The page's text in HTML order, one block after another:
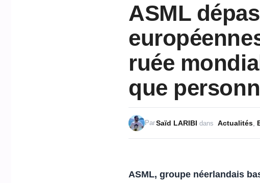
ASML
ruée
que
ParSaïd LARIBI dans Actualités
ASML, groupe néerlandais